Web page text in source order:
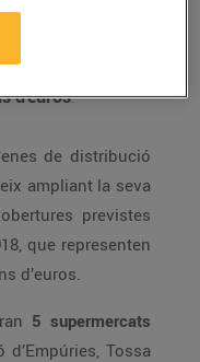
empreses
estable a
d’euros.
de distribució
ampliant la seva
previstes
que representen
d’euros.
5 supermercats
Tossa